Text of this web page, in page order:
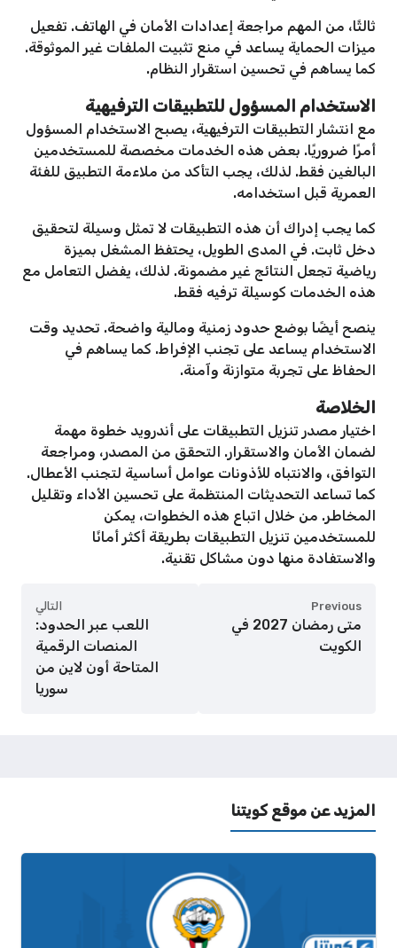
ثالثًا، من المهم مراجعة إعدادات الأمان في الهاتف. تفعيل
ميزات الحماية يساعد في منع تثبيت الملفات غير الموثوقة.
كما يساهم في تحسين استقرار النظام.
الاستخدام المسؤول للتطبيقات الترفيهية
مع انتشار التطبيقات الترفيهية، يصبح الاستخدام المسؤول
أمرًا ضروريًا. بعض هذه الخدمات مخصصة للمستخدمين
البالغين فقط. لذلك، يجب التأكد من ملاءمة التطبيق للفئة
العمرية قبل استخدامه.
كما يجب إدراك أن هذه التطبيقات لا تمثل وسيلة لتحقيق
دخل ثابت. في المدى الطويل، يحتفظ المشغل بميزة
رياضية تجعل النتائج غير مضمونة. لذلك، يفضل التعامل مع
هذه الخدمات كوسيلة ترفيه فقط.
ينصح أيضًا بوضع حدود زمنية ومالية واضحة. تحديد وقت
الاستخدام يساعد على تجنب الإفراط. كما يساهم في
الحفاظ على تجربة متوازنة وآمنة.
الخلاصة
اختيار مصدر تنزيل التطبيقات على أندرويد خطوة مهمة
لضمان الأمان والاستقرار. التحقق من المصدر، ومراجعة
التوافق، والانتباه للأذونات عوامل أساسية لتجنب الأعطال.
كما تساعد التحديثات المنتظمة على تحسين الأداء وتقليل
المخاطر. من خلال اتباع هذه الخطوات، يمكن
للمستخدمين تنزيل التطبيقات بطريقة أكثر أمانًا
والاستفادة منها دون مشاكل تقنية.
Previous
متى رمضان 2027 في
الكويت
التالي
اللعب عبر الحدود:
المنصات الرقمية
المتاحة أون لاين من
سوريا
المزيد عن موقع كويتنا